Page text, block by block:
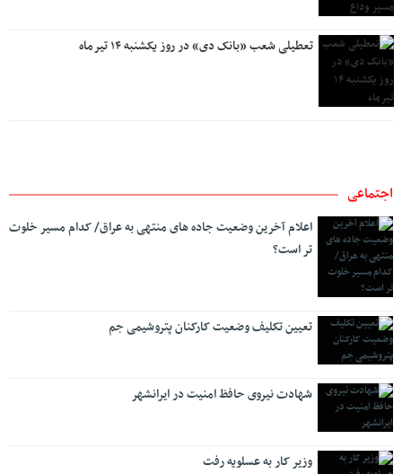
تعطیلی شعب «بانک دی» در روز یکشنبه ۱۴ تیرماه
اجتماعی
اعلام آخرین وضعیت جاده های منتهی به عراق/ کدام مسیر خلوت
تر است؟
تعیین تکلیف وضعیت کارکنان پتروشیمی جم
شهادت نیروی حافظ امنیت در ایرانشهر
وزیر کار به عسلویه رفت